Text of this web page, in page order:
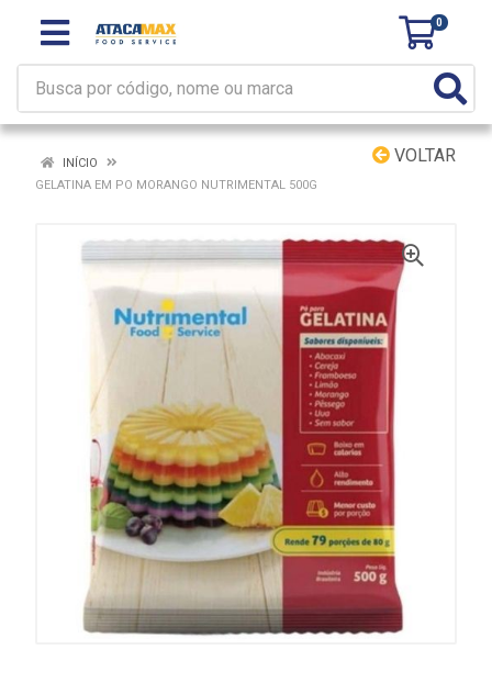
0
VOLTAR
INÍCIO
GELATINA EM PO MORANGO NUTRIMENTAL 500G